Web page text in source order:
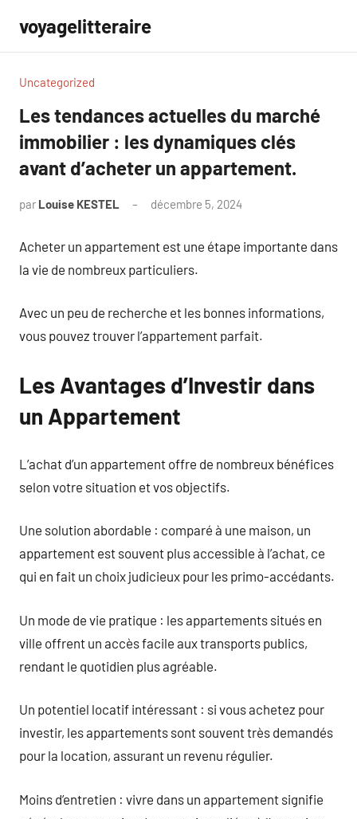
contenu
voyagelitteraire
Uncategorized
Les tendances actuelles du marché
immobilier : les dynamiques clés
avant d’acheter un appartement.
par Louise KESTEL décembre 5, 2024
Acheter un appartement est une étape importante dans
la vie de nombreux particuliers.
Avec un peu de recherche et les bonnes informations,
vous pouvez trouver l’appartement parfait.
Les Avantages d’Investir dans
un Appartement
L’achat d’un appartement offre de nombreux bénéfices
selon votre situation et vos objectifs.
Une solution abordable : comparé à une maison, un
appartement est souvent plus accessible à l’achat, ce
qui en fait un choix judicieux pour les primo-accédants.
Un mode de vie pratique : les appartements situés en
ville offrent un accès facile aux transports publics,
rendant le quotidien plus agréable.
Un potentiel locatif intéressant : si vous achetez pour
investir, les appartements sont souvent très demandés
pour la location, assurant un revenu régulier.
Moins d’entretien : vivre dans un appartement signifie